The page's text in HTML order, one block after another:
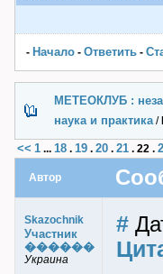
- Начало - Ответить -
МЕТЕОКЛУБ :
наука и практика/
<< 1 ... 18 . 19 . 20 . 21 . 22 .
Автор
Skazochnik
Участник
������
Украина
#